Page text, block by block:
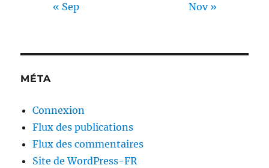
« Sep Nov »
MÉTA
Connexion
Flux des publications
Flux des commentaires
Site de WordPress-FR